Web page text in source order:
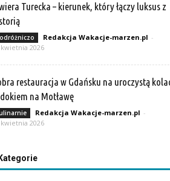
Turecka – kierunek, który łączy luksus z
Redakcja Wakacje-marzen.pl -
2026
restauracja w Gdańsku na uroczystą
na Motławę
Redakcja Wakacje-marzen.pl -
2026
Kategorie